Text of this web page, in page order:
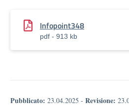
Infopoint348
pdf - 913 kb
Pubblicato: 23.04.2025 - Revisione: